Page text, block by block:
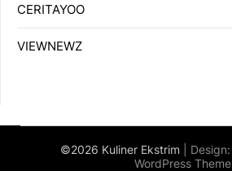
CERITAYOO
VIEWNEWZ
©2026 Kuliner Ekstrim | Design:
WordPress Theme